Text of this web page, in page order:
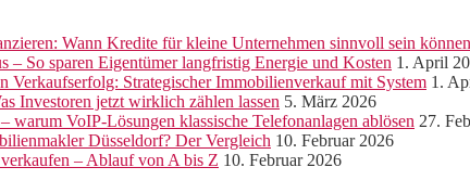
Wann Kredite für kleine Unternehmen sinnvoll sein können
– So sparen Eigentümer langfristig Energie und Kosten 1. April
Verkaufserfolg: Strategischer Immobilienverkauf mit System 1.
Investoren jetzt wirklich zählen lassen 5. März 2026
warum VoIP-Lösungen klassische Telefonanlagen ablösen 27.
Düsseldorf? Der Vergleich 10. Februar 2026
– Ablauf von A bis Z 10. Februar 2026